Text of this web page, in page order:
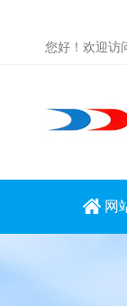
您好！欢迎访
网